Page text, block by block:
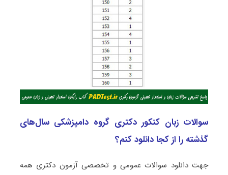
سوالات زبان کنکور دکتری گروه دامپزشکی سال‌های
گذشته را از کجا دانلود کنم؟
جهت دانلود سوالات عمومی و تخصصی آزمون دکتری همه